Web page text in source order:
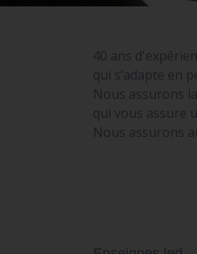
40 ans
qui s’adapte en
Nous assurons
qui vous assure
Nous assurons